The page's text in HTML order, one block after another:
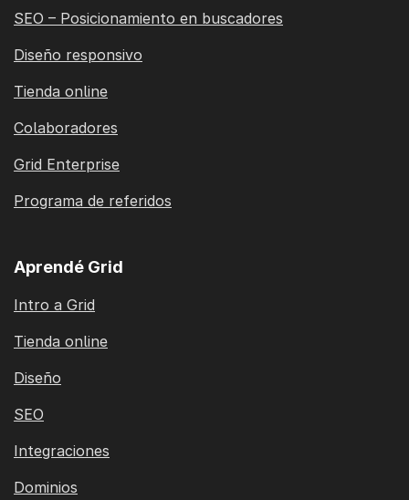
SEO – Posicionamiento en buscadores
Diseño responsivo
Tienda online
Colaboradores
Grid Enterprise
Programa de referidos
Aprendé Grid
Intro a Grid
Tienda online
Diseño
SEO
Integraciones
Dominios